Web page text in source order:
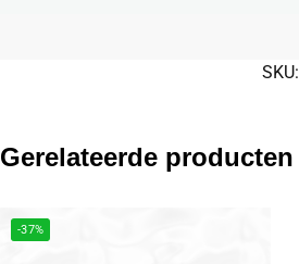
SKU:
Gerelateerde producten
-37%